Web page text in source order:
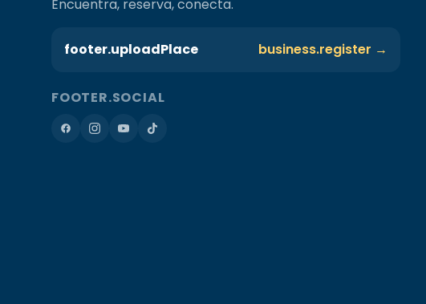
Encuentra, reserva, conecta.
footer.uploadPlace business.register →
FOOTER.SOCIAL